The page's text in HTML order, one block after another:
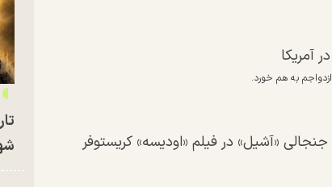
آمریکا
به هم خورد.
«آشیل» در فیلم «اودیسه» کریستوفر